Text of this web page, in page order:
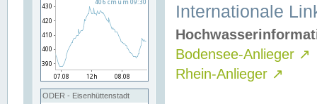
ODER - Eisenhüttenstadt
Internationale
Bodensee-Anlieger ↗
Rhein-Anlieger ↗